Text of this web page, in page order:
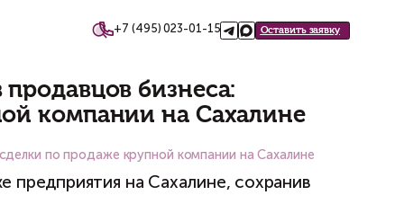
+7
интересов продавцов
крупной компании
сопровождение сделки по продаже